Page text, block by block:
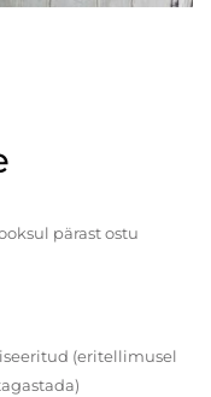
pärast ostu
(eritellimusel